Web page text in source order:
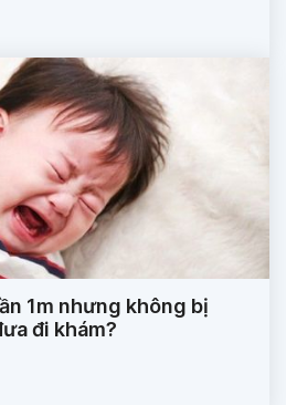
1m nhưng không bị
đi khám?